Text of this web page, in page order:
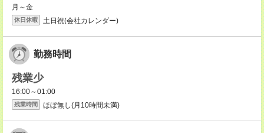
月～金
休日休暇 土日祝(会社カレンダー)
勤務時間
残業少
16:00～01:00
残業時間 ほぼ無し(月10時間未満)